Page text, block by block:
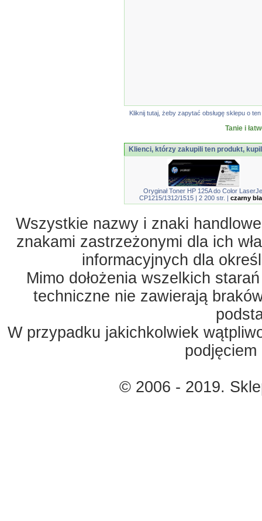
Kliknij tutaj, żeby zapytać obsługę sklepu o
Tanie i
Klienci, którzy zakupili ten produkt,
Oryginał Toner HP 125A do Color
CP1215/1312/1515 | 2 200 str. | czarny
Wszystkie nazwy i znaki
znakami zastrzeżonymi dla ich
informacyjnych dla
Mimo dołożenia wszelkich
techniczne nie zawierają
W przypadku jakichkolwiek
© 2006 - 2019.